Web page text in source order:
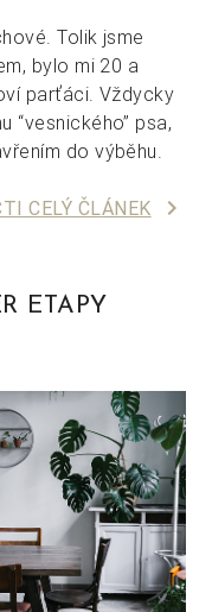
Tolik jsme
bylo mi 20 a
parťáci. Vždycky
“vesnického” psa,
do výběhu.
CELÝ ČLÁNEK keyboard_arrow_right
ETAPY